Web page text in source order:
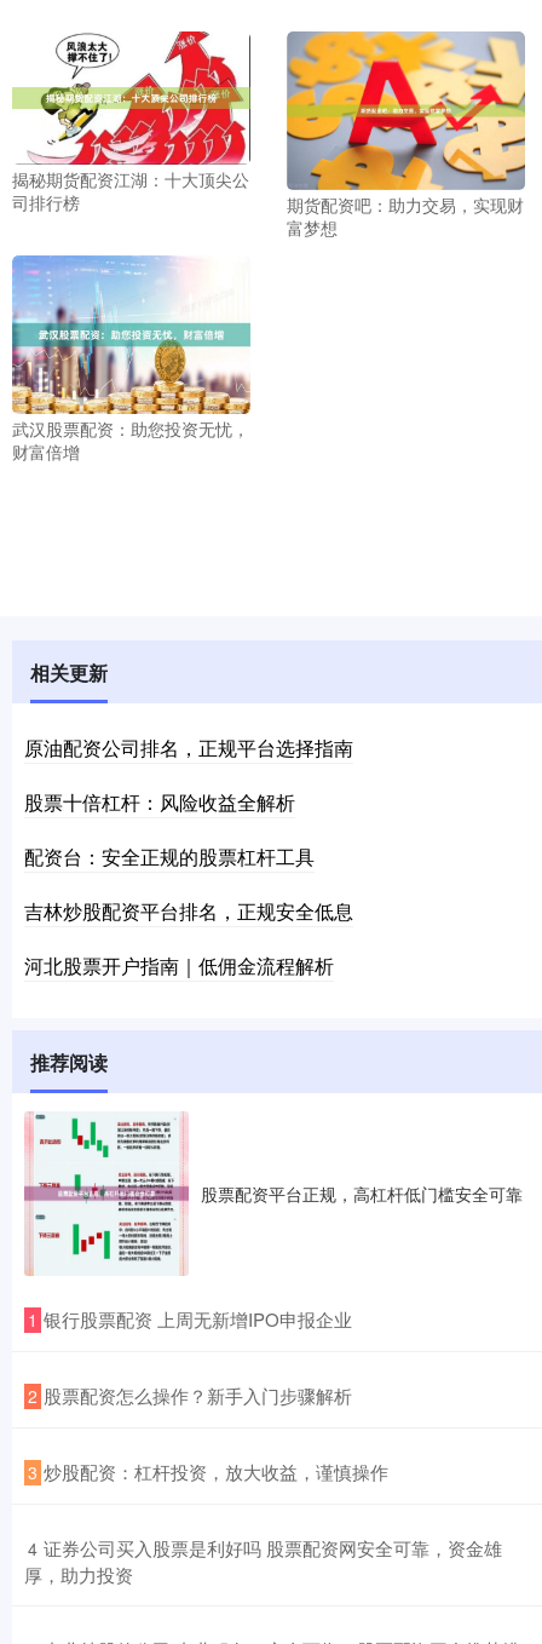
揭秘期货配资江湖：十大顶尖公
司排行榜
期货配资吧：助力交易，实现财
富梦想
武汉股票配资：助您投资无忧，
财富倍增
相关更新
原油配资公司排名，正规平台选择指南
股票十倍杠杆：风险收益全解析
配资台：安全正规的股票杠杆工具
吉林炒股配资平台排名，正规安全低息
河北股票开户指南｜低佣金流程解析
推荐阅读
股票配资平台正规，高杠杆低门槛安全可靠
1 ​银行股票配资 上周无新增IPO申报企业
2 ​股票配资怎么操作？新手入门步骤解析
3 ​炒股配资：杠杆投资，放大收益，谨慎操作
4 ​证券公司买入股票是利好吗 股票配资网安全可靠，资金雄
厚，助力投资